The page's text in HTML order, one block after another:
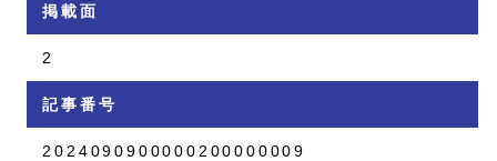
掲載面
2
記事番号
2024090900000200000009